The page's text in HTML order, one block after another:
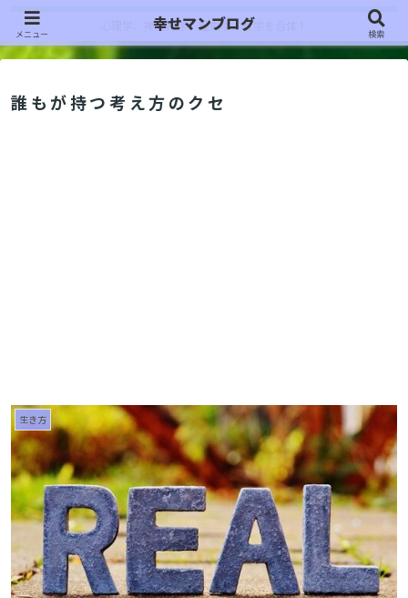
心理学、神経科学、歴史学、哲学を合体！
誰もが持つ考え方のクセ
生き方
メニュー
幸せマンブログ
検索